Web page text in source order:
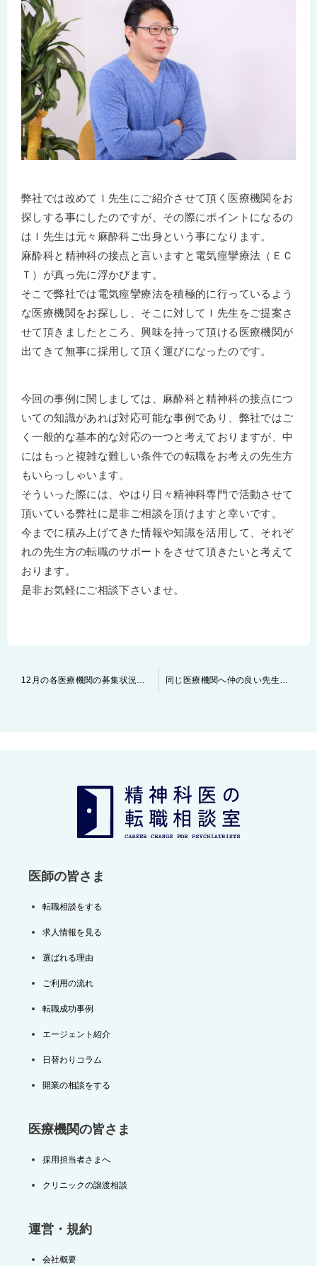
弊社では改めてＩ先生にご紹介させて頂く医療機関をお
探しする事にしたのですが、その際にポイントになるの
はＩ先生は元々麻酔科ご出身という事になります。
麻酔科と精神科の接点と言いますと電気痙攣療法（ＥＣ
Ｔ）が真っ先に浮かびます。
そこで弊社では電気痙攣療法を積極的に行っているよう
な医療機関をお探しし、そこに対してＩ先生をご提案さ
せて頂きましたところ、興味を持って頂ける医療機関が
出てきて無事に採用して頂く運びになったのです。
今回の事例に関しましては、麻酔科と精神科の接点につ
いての知識があれば対応可能な事例であり、弊社ではご
く一般的な基本的な対応の一つと考えておりますが、中
にはもっと複雑な難しい条件での転職をお考えの先生方
もいらっしゃいます。
そういった際には、やはり日々精神科専門で活動させて
頂いている弊社に是非ご相談を頂けますと幸いです。
今までに積み上げてきた情報や知識を活用して、それぞ
れの先生方の転職のサポートをさせて頂きたいと考えて
おります。
是非お気軽にご相談下さいませ。
12月の各医療機関の募集状況について 同じ医療機関へ仲の良い先生と一緒に転職するケース
医師の皆さま
転職相談をする
求人情報を見る
選ばれる理由
ご利用の流れ
転職成功事例
エージェント紹介
日替わりコラム
開業の相談をする
医療機関の皆さま
採用担当者さまへ
クリニックの譲渡相談
運営・規約
会社概要